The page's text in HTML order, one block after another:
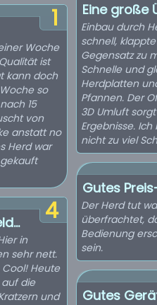
1
Woche
ist
kann doch
so
15
von
anstatt no
Herd war
4
in
sehr nett.
Heute
die
und
Eine große
Einbau durch
schnell,
Gegensatz zu
Schnelle und
Herdplatten
Pfannen. Der
3D Umluft
Ergebnisse.
nicht zu viel
Gutes
Der Herd tut
überfrachtet,
Bedienung
sein.
Gutes